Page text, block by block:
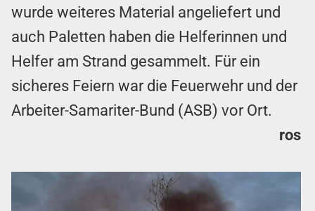
wurde weiteres Material angeliefert und
auch Paletten haben die Helferinnen und
Helfer am Strand gesammelt. Für ein
sicheres Feiern war die Feuerwehr und der
Arbeiter-Samariter-Bund (ASB) vor Ort.
ros